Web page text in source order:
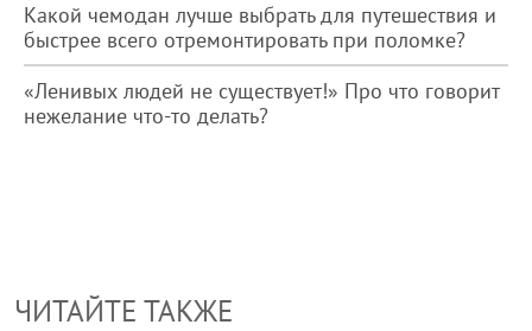
Какой чемодан лучше выбрать для путешествия и
быстрее всего отремонтировать при поломке?
«Ленивых людей не существует!» Про что говорит
нежелание что-то делать?
ЧИТАЙТЕ ТАКЖЕ